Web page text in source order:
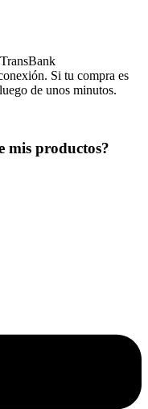
Si tu compra es
de unos minutos.
mis productos?